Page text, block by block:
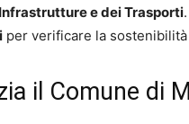
e dei Trasporti
per verificare la
il Comune di